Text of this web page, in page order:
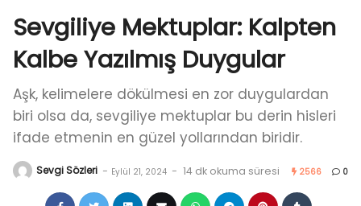
Sevgiliye Mektuplar: Kalpten
Kalbe Yazılmış Duygular
Aşk, kelimelere dökülmesi en zor duygulardan
biri olsa da, sevgiliye mektuplar bu derin hisleri
ifade etmenin en güzel yollarından biridir.
Sevgi Sözleri - Eylül 21, 2024 - 14 dk okuma süresi 2566 0